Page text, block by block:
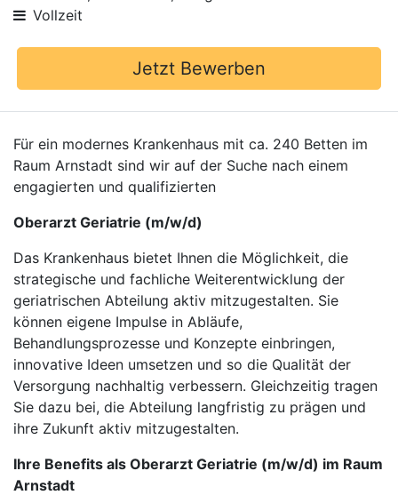
Vollzeit
Jetzt Bewerben
Für ein modernes Krankenhaus mit ca. 240 Betten im
Raum Arnstadt sind wir auf der Suche nach einem
engagierten und qualifizierten
Oberarzt Geriatrie (m/w/d)
Das Krankenhaus bietet Ihnen die Möglichkeit, die
strategische und fachliche Weiterentwicklung der
geriatrischen Abteilung aktiv mitzugestalten. Sie
können eigene Impulse in Abläufe,
Behandlungsprozesse und Konzepte einbringen,
innovative Ideen umsetzen und so die Qualität der
Versorgung nachhaltig verbessern. Gleichzeitig tragen
Sie dazu bei, die Abteilung langfristig zu prägen und
ihre Zukunft aktiv mitzugestalten.
Ihre Benefits als Oberarzt Geriatrie (m/w/d) im Raum
Arnstadt